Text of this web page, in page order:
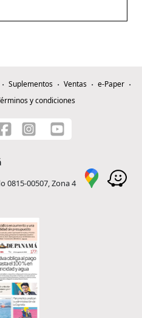
Suplementos Ventas
e-Paper
y condiciones
0815-00507, Zona 4